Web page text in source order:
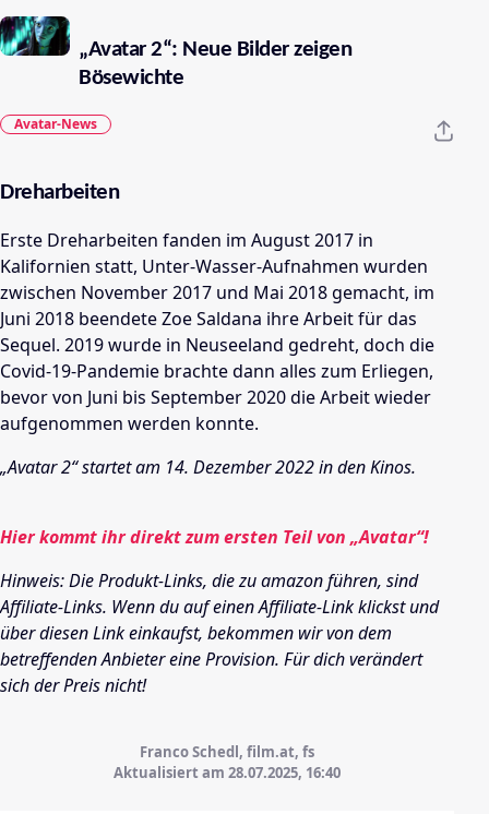
„Avatar 2“: Neue Bilder zeigen
Bösewichte
Avatar-News
Dreharbeiten
Erste Dreharbeiten fanden im August 2017 in
Kalifornien statt, Unter-Wasser-Aufnahmen wurden
zwischen November 2017 und Mai 2018 gemacht, im
Juni 2018 beendete Zoe Saldana ihre Arbeit für das
Sequel. 2019 wurde in Neuseeland gedreht, doch die
Covid-19-Pandemie brachte dann alles zum Erliegen,
bevor von Juni bis September 2020 die Arbeit wieder
aufgenommen werden konnte.
„Avatar 2“ startet am 14. Dezember 2022 in den Kinos.
Hier kommt ihr direkt zum ersten Teil von „Avatar“!
Hinweis: Die Produkt-Links, die zu amazon führen, sind
Affiliate-Links. Wenn du auf einen Affiliate-Link klickst und
über diesen Link einkaufst, bekommen wir von dem
betreffenden Anbieter eine Provision. Für dich verändert
sich der Preis nicht!
Franco Schedl, film.at, fs
Aktualisiert am 28.07.2025, 16:40